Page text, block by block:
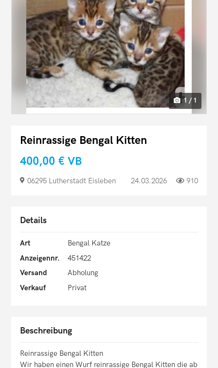
1 / 1
Reinrassige Bengal Kitten
400,00 € VB
06295 Lutherstadt Eisleben 24.03.2026 910
Details
Art
Bengal Katze
Anzeigennr.
451422
Versand
Abholung
Verkauf
Privat
Beschreibung
Reinrassige Bengal Kitten
Wir haben einen Wurf reinrassige Bengal Kitten die ab